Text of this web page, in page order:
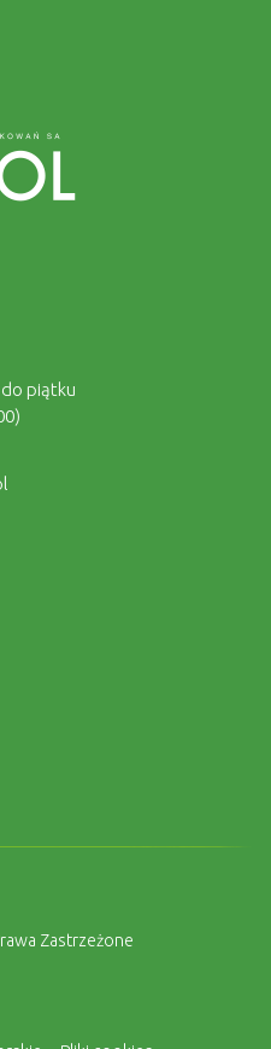
do piątku
Zastrzeżone